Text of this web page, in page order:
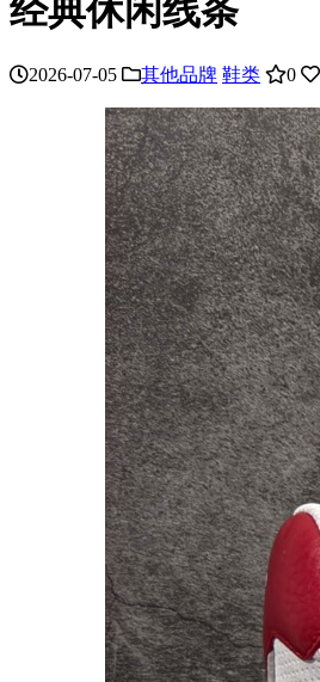
经典休闲线条
2026-07-05 其他品牌 鞋类 0